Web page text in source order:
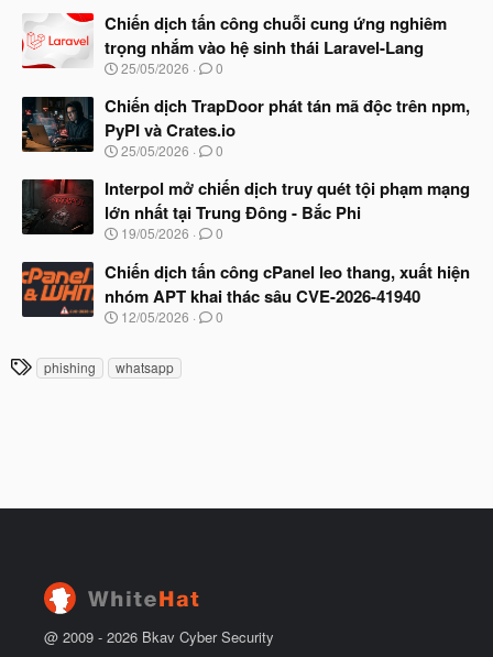
đ
ầ
u
à
y
b
ắ
đ
ầ
u
Chiến dịch tấn công chuỗi cung ứng nghiêm
trọng nhắm vào hệ sinh thái Laravel-Lang
N
à
b
ắ
đ
ầ
u
25/05/2026 0
Chiến dịch TrapDoor phát tán mã độc trên npm,
PyPI và Crates.io
N
à
b
ắ
đ
ầ
u
25/05/2026 0
Interpol mở chiến dịch truy quét tội phạm mạng
lớn nhất tại Trung Đông - Bắc Phi
N
à
y
b
ắ
đ
ầ
19/05/2026 0
Chiến dịch tấn công cPanel leo thang, xuất hiện
nhóm APT khai thác sâu CVE-2026-41940
N
y
12/05/2026 0
Tphishing whatsapp
@ 2009 - 2026 Bkav Cyber Security